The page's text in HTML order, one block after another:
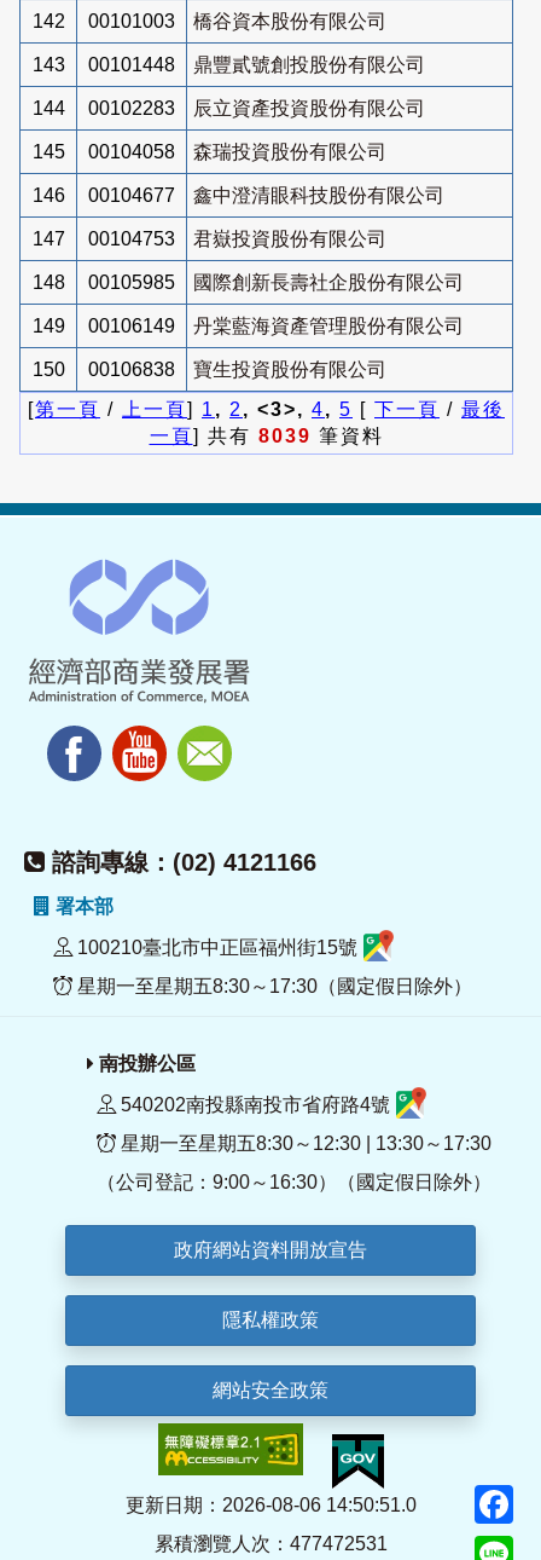
142 00101003 橋谷資本股份有限公司
143 00101448 鼎豐貳號創投股份有限公司
144 00102283 辰立資產投資股份有限公司
145 00104058 森瑞投資股份有限公司
146 00104677 鑫中澄清眼科技股份有限公司
147 00104753 君嶽投資股份有限公司
148 00105985 國際創新長壽社企股份有限公司
149 00106149 丹棠藍海資產管理股份有限公司
150 00106838
寶生投資股份有限公司
[第一頁 / 上一頁] 1 , 2 , <3>, 4, 5 [ 下一頁 / 最後
一頁] 共有 8039 筆資料
諮詢專線：(02) 4121166
署本部
100210臺北市中正區福州街15號
星期一至星期五8:30～17:30（國定假日除外）
南投辦公區
540202南投縣南投市省府路4號
星期一至星期五8:30～12:30 | 13:30～17:30
（公司登記：9:00～16:30）（國定假日除外）
政府網站資料開放宣告
隱私權政策
網站安全政策
更新日期：2026-08-06 14:50:51.0
累積瀏覽人次：477472531